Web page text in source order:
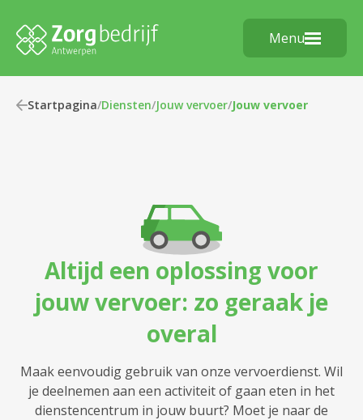
Menu
Startpagina/Diensten/Jouw vervoer/Jouw vervoer
Altijd een oplossing voor
jouw vervoer: zo geraak je
overal
Maak eenvoudig gebruik van onze vervoerdienst. Wil
je deelnemen aan een activiteit of gaan eten in het
dienstencentrum in jouw buurt? Moet je naar de